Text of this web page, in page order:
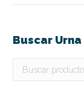
Buscar Urna